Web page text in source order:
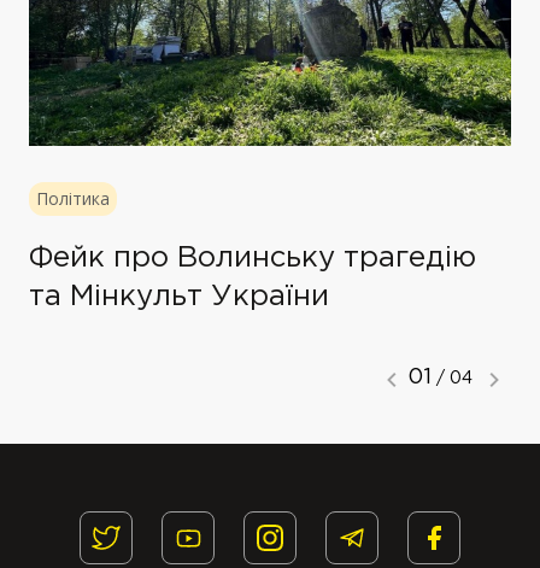
Політика
Фейк про Волинську трагедію
та Мінкульт України
01 / 04